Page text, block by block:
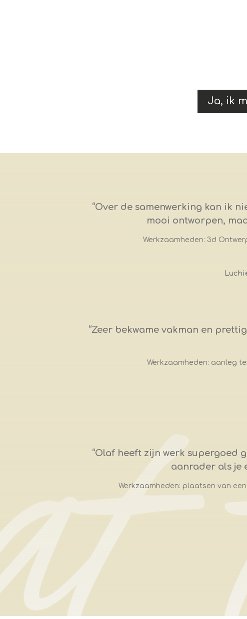
Ja, ik
“Over de samenwerking kan ik
mooi ontworpen,
Werkzaamheden: 3d
“Zeer bekwame vakman en
Werkzaamheden: aanleg
“Olaf heeft zijn werk supergoed
aanrader als je
Werkzaamheden: plaatsen van